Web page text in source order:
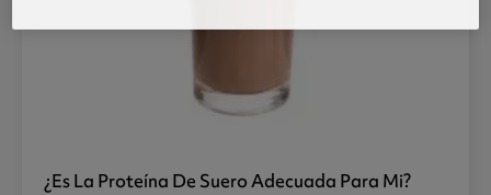
¿es La Proteína De Suero Adecuada Para Mi?